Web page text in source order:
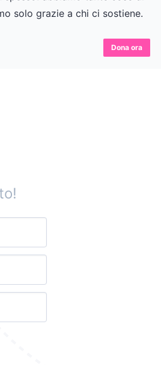
solo grazie a chi ci sostiene.
Dona ora